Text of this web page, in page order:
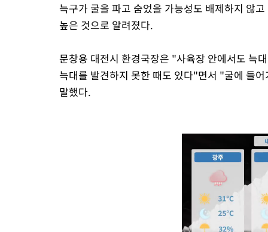
늑구가 굴을 파고 숨었을 가능성도 배제하지 않
높은 것으로 알려졌다.
문창용 대전시 환경국장은 "사육장 안에서도 늑
늑대를 발견하지 못한 때도 있다"면서 "굴에 들
말했다.